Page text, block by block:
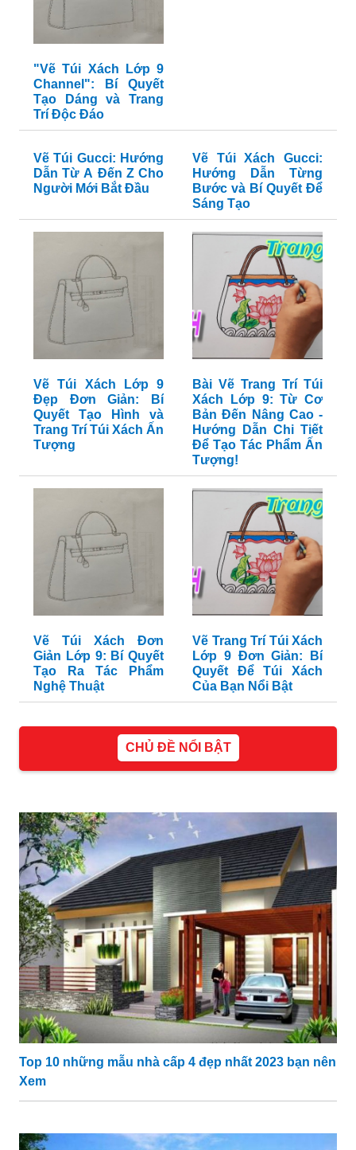
"Vẽ Túi Xách Lớp 9
Channel": Bí Quyết
Tạo Dáng và Trang
Trí Độc Đáo
Vẽ Túi Gucci: Hướng
Dẫn Từ A Đến Z Cho
Người Mới Bắt Đầu
Vẽ Túi Xách Gucci:
Hướng Dẫn Từng
Bước và Bí Quyết Để
Sáng Tạo
Vẽ Túi Xách Lớp 9
Đẹp Đơn Giản: Bí
Quyết Tạo Hình và
Trang Trí Túi Xách Ấn
Tượng
Bài Vẽ Trang Trí Túi
Xách Lớp 9: Từ Cơ
Bản Đến Nâng Cao -
Hướng Dẫn Chi Tiết
Để Tạo Tác Phẩm Ấn
Tượng!
Vẽ Túi Xách Đơn
Giản Lớp 9: Bí Quyết
Tạo Ra Tác Phẩm
Nghệ Thuật
Vẽ Trang Trí Túi Xách
Lớp 9 Đơn Giản: Bí
Quyết Để Túi Xách
Của Bạn Nổi Bật
CHỦ ĐỀ NỔI BẬT
Top 10 những mẫu nhà cấp 4 đẹp nhất 2023 bạn nên
Xem